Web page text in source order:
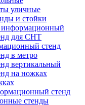
уличные
и стойки
информационный
для СНТ
стенд
в метро
вертикальный
на ножках
стенд
стенды